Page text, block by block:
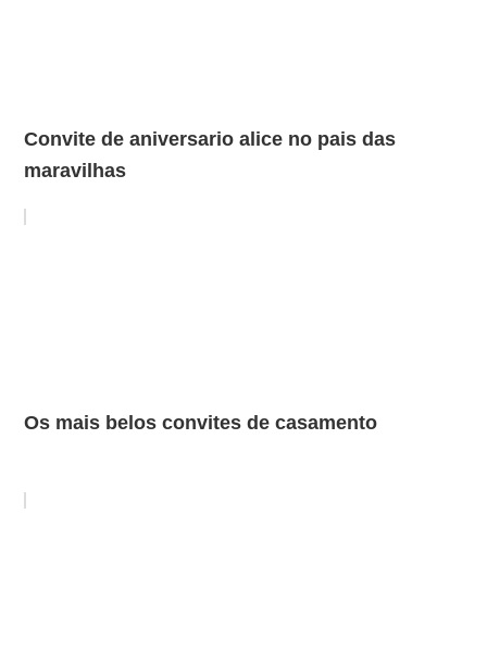
Convite de aniversario alice no pais das
maravilhas
Os mais belos convites de casamento